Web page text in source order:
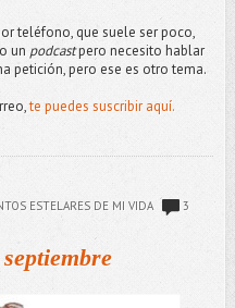
teléfono, que suele ser poco,
un podcastpero necesito hablar
petición, pero ese es otro tema.
te puedes suscribir aquí.
ESTELARES DE MI VIDA
3